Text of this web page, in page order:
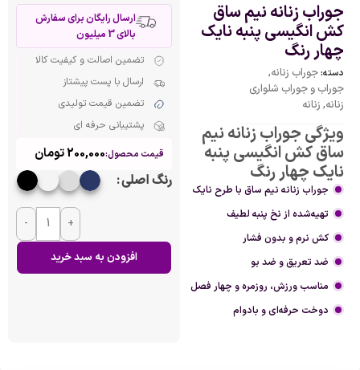
جوراب زنانه نیم ساق
کش انگیسی پنبه نایک
چهار رنگ
دسته:جوراب زنانه,
جوراب و جوراب شلواری
زنانه, زنانه
ویژگی جوراب زنانه نیم
ساق کش انگیسی پنبه
نایک چهار رنگ
جوراب زنانه نیم ساق با طرح نایک
تهیه‌شده از نخ پنبه لطیف
کش نرم و بدون فشار
ضد تعریق و ضد بو
مناسب ورزش، روزمره و چهار فصل
دوخت حرفه‌ای و بادوام
ارسال رایگان برای سفارش
بالای 3 میلیون
تضمین اصالت و کیفیت کالا
ارسال با پست پیشتاز
تضمین قیمت تولیدی
پشتیبانی حرفه ای
قیمت محصول:200,000تومان
رنگ اصلی
- +
افزودن به سبد خرید